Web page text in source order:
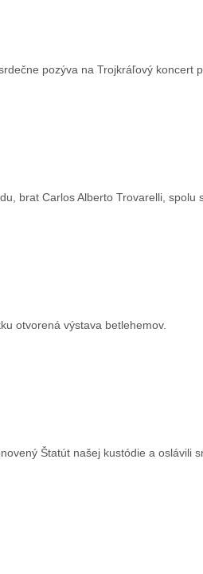
pozýva na Trojkráľový koncert
brat Carlos Alberto Trovarelli, spolu
otvorená výstava betlehemov.
Štatút našej kustódie a oslávili